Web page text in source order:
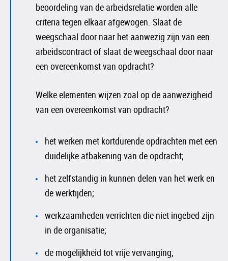
beoordeling van de arbeidsrelatie worden alle
criteria tegen elkaar afgewogen. Slaat de
weegschaal door naar het aanwezig zijn van een
arbeidscontract of slaat de weegschaal door naar
een overeenkomst van opdracht?
Welke elementen wijzen zoal op de aanwezigheid
van een overeenkomst van opdracht?
het werken met kortdurende opdrachten met een
duidelijke afbakening van de opdracht;
het zelfstandig in kunnen delen van het werk en
de werktijden;
werkzaamheden verrichten die niet ingebed zijn
in de organisatie;
de mogelijkheid tot vrije vervanging;